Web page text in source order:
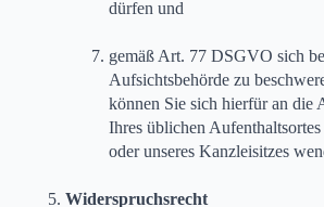
dürfen und
gemäß Art. 77 DSGVO sich
Aufsichtsbehörde zu
können Sie sich hierfür an die
Ihres üblichen
oder unseres Kanzleisitzes
Widerspruchsrecht